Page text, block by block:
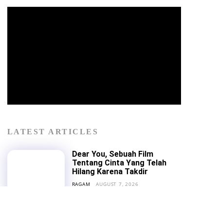
LATEST ARTICLES
Dear You, Sebuah Film
Tentang Cinta Yang Telah
Hilang Karena Takdir
RAGAM AUGUST 7, 2026